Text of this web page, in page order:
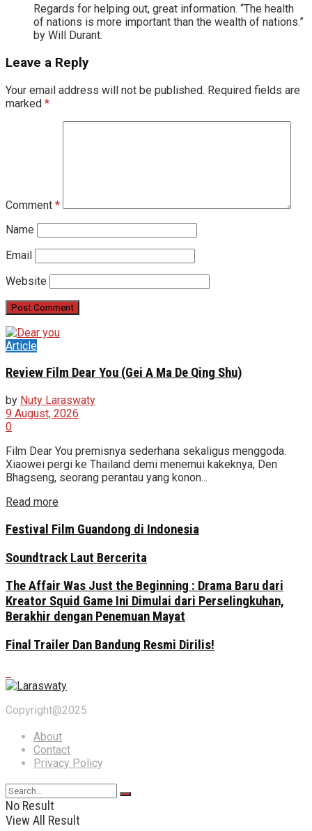
Regards for helping out, great information. “The health
of nations is more important than the wealth of nations.”
by Will Durant.
Leave a Reply
Your email address will not be published. Required fields are
marked *
Comment *
Name
Email
Website
Article
Review Film Dear You (Gei A Ma De Qing Shu)
by Nuty Laraswaty
9 August, 2026
0
Film Dear You premisnya sederhana sekaligus menggoda.
Xiaowei pergi ke Thailand demi menemui kakeknya, Den
Bhagseng, seorang perantau yang konon...
Read more
Festival Film Guandong di Indonesia
Soundtrack Laut Bercerita
The Affair Was Just the Beginning : Drama Baru dari
Kreator Squid Game Ini Dimulai dari Perselingkuhan,
Berakhir dengan Penemuan Mayat
Final Trailer Dan Bandung Resmi Dirilis!
Copyright@2025
About
Contact
Privacy Policy
No Result
View All Result